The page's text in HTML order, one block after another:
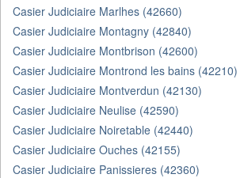
Casier Judiciaire Marlhes (42660)
Casier Judiciaire Montagny (42840)
Casier Judiciaire Montbrison (42600)
Casier Judiciaire Montrond les bains (42210)
Casier Judiciaire Montverdun (42130)
Casier Judiciaire Neulise (42590)
Casier Judiciaire Noiretable (42440)
Casier Judiciaire Ouches (42155)
Casier Judiciaire Panissieres (42360)